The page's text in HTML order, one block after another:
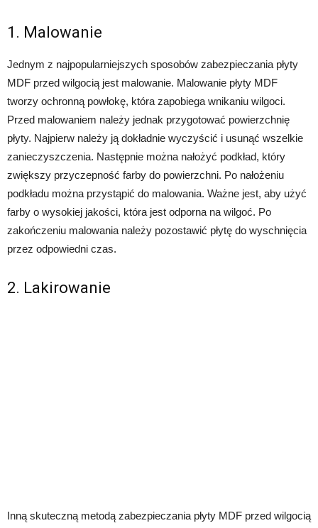
1. Malowanie
Jednym z najpopularniejszych sposobów zabezpieczania płyty
MDF przed wilgocią jest malowanie. Malowanie płyty MDF
tworzy ochronną powłokę, która zapobiega wnikaniu wilgoci.
Przed malowaniem należy jednak przygotować powierzchnię
płyty. Najpierw należy ją dokładnie wyczyścić i usunąć wszelkie
zanieczyszczenia. Następnie można nałożyć podkład, który
zwiększy przyczepność farby do powierzchni. Po nałożeniu
podkładu można przystąpić do malowania. Ważne jest, aby użyć
farby o wysokiej jakości, która jest odporna na wilgoć. Po
zakończeniu malowania należy pozostawić płytę do wyschnięcia
przez odpowiedni czas.
2. Lakirowanie
Inną skuteczną metodą zabezpieczania płyty MDF przed wilgocią